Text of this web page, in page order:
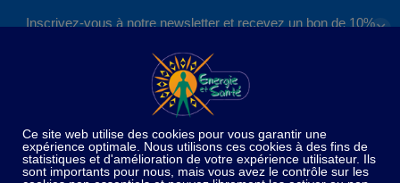
Inscrivez-vous à notre newsletter et recevez un bon de 10%
S'inscrire
✕